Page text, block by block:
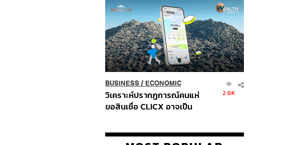
Order
BUSINESS/ ECONOMIC
วิเคราะห์ปรากฏการณ์คนแห่
ขอสินเชื่อ CLICX อาจเป็น
ปัญหาหนี้ครัวเรือนไทยที่ถูกซุก
2.6K